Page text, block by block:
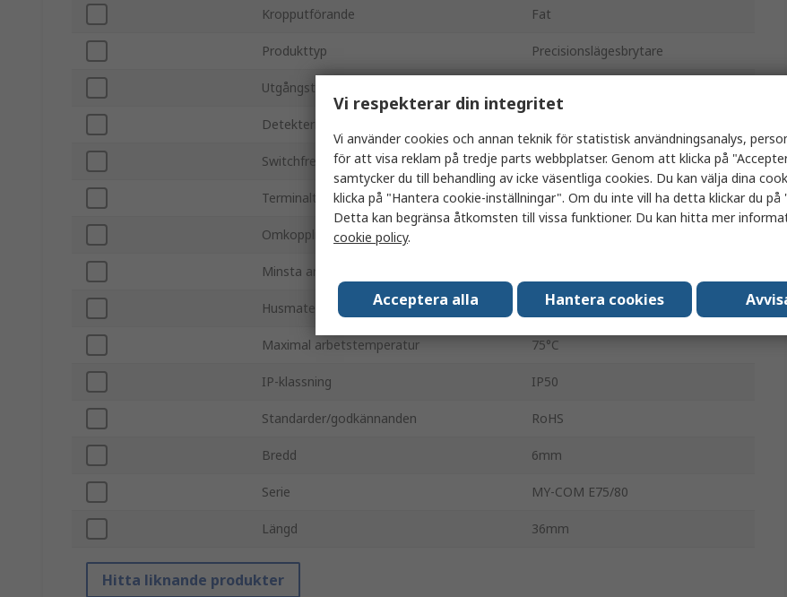
Kropputförande Fat
Produkttyp Precisionslägesbrytare
Utgångstyp
Detekteringsområde
Switchfrekvens 250Hz
Terminaltyp Tråd
Omkopplingsström
Minsta arbetsstemperatur
Husmaterial Nickelpläterad mässing
Maximal arbetstemperatur 75°C
IP-klassning IP50
Standarder/godkännanden RoHS
Bredd 6mm
Serie MY-COM E75/80
Längd 36mm
Hitta liknande produkter
Vi respekterar din integritet
Vi använder cookies och annan teknik för statistisk användningsanalys,
för att visa reklam på tredje parts webbplatser. Genom att klicka på
samtycker du till behandling av icke väsentliga cookies. Du kan välja dina
klicka på "Hantera cookie-inställningar". Om du inte vill ha detta klickar du på
Detta kan begränsa åtkomsten till vissa funktioner. Du kan hitta mer
cookie policy.
Acceptera alla Hantera cookies